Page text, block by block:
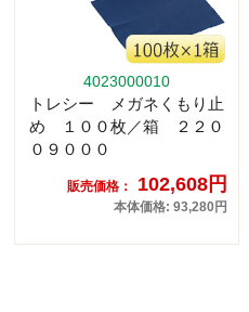
4023000010
トレシー メガネくもり止
め １００枚／箱 ２２０
０９０００
販売価格： 102,608円
本体価格: 93,280円